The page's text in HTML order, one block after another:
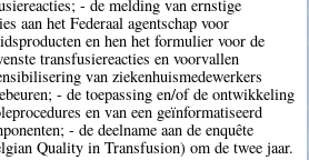
- de melding van ernstige
aan het Federaal agentschap voor
en hen het formulier voor de
transfusiereacties en voorvallen
van ziekenhuismedewerkers
- de toepassing en/of de ontwikkeling
en van een geïnformatiseerd
- de deelname aan de enquête
Quality in Transfusion) om de twee jaar.